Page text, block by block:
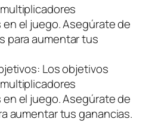
el juego. Asegúrate de
para aumentar tus
Los objetivos
el juego. Asegúrate de
aumentar tus ganancias.